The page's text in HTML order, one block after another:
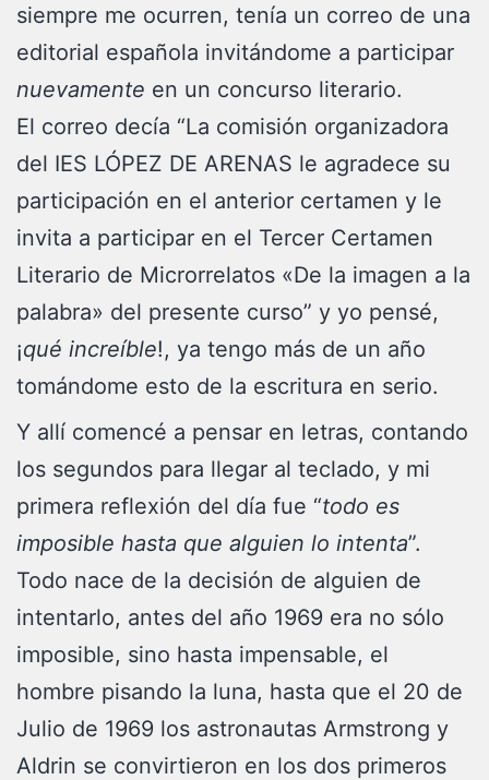
siempre me ocurren, tenía un correo de una
editorial española invitándome a participar
nuevamente en un concurso literario.
El correo decía “La comisión organizadora
del IES LÓPEZ DE ARENAS le agradece su
participación en el anterior certamen y le
invita a participar en el Tercer Certamen
Literario de Microrrelatos «De la imagen a la
palabra» del presente curso” y yo pensé,
¡qué increíble!, ya tengo más de un año
tomándome esto de la escritura en serio.
Y allí comencé a pensar en letras, contando
los segundos para llegar al teclado, y mi
primera reflexión del día fue “todo es
imposible hasta que alguien lo intenta”.
Todo nace de la decisión de alguien de
intentarlo, antes del año 1969 era no sólo
imposible, sino hasta impensable, el
hombre pisando la luna, hasta que el 20 de
Julio de 1969 los astronautas Armstrong y
Aldrin se convirtieron en los dos primeros